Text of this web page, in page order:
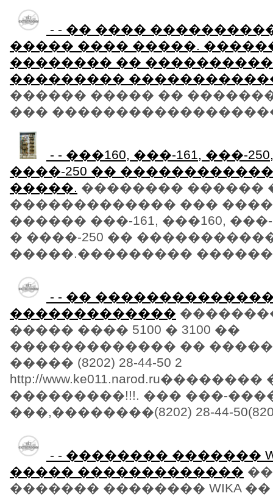
- - �� ����
����� ���� �����.
�������� ��
���������
������ ����� ��
��� ������������������ +7-
- - ���160, ���-161, ���-
����-250 ��
�����. �������� ������
������������� ���
������ ���-161, ���160, ���-
� ����-250 ��
�����.���������
- - ��
�������������
����� ���� 5100 � 3100 ��
������������� ��
����� (8202) 28-44-50 2
http://
���������!!!. ��� ���-
���,��������(8202) 28-44-
- - �������� �������
����� �������������
������� �������� WIKA